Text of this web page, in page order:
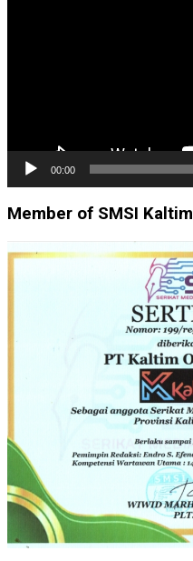
00:00
Member of SMSI Kaltim